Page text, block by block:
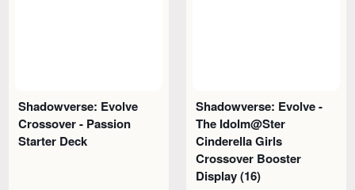
Shadowverse: Evolve
Crossover - Passion
Starter Deck
Shadowverse: Evolve -
The Idolm@Ster
Cinderella Girls
Crossover Booster
Display (16)